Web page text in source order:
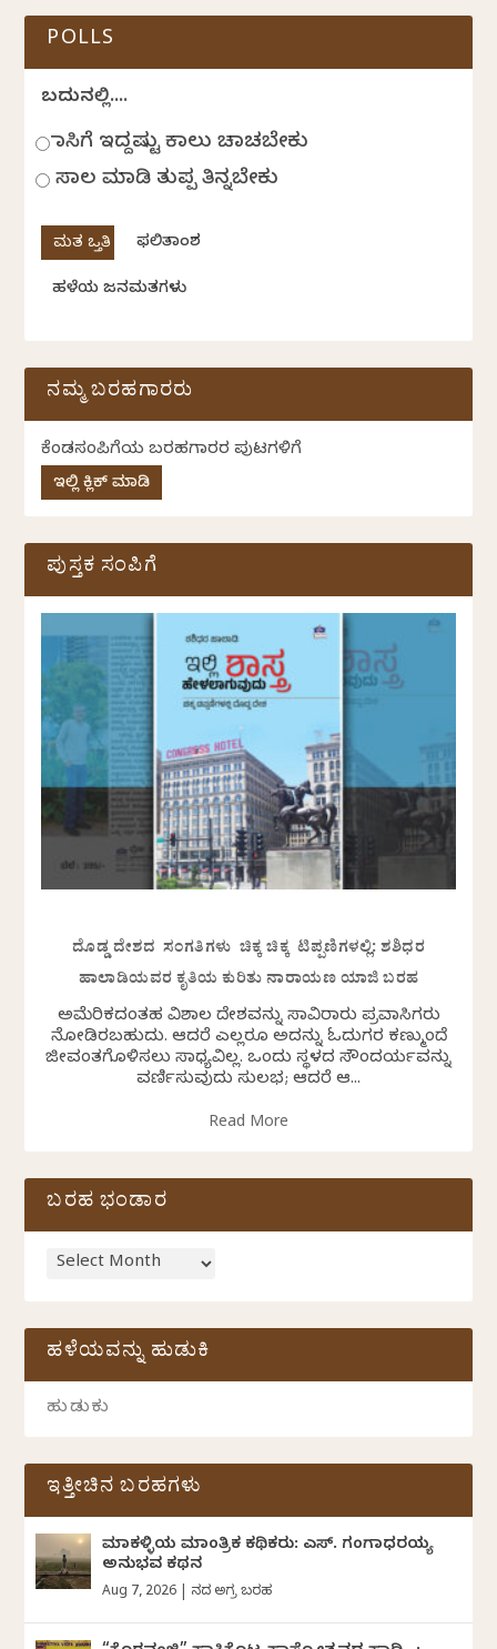
POLLS
ಬದುಕಿನಲ್ಲಿ....
ಹಾಸಿಗೆ ಇದ್ದಷ್ಟು ಕಾಲು ಚಾಚಬೇಕು
ಸಾಲ ಮಾಡಿ ತುಪ್ಪ ತಿನ್ನಬೇಕು
ಫಲಿತಾಂಶ
ಹಳೆಯ ಜನಮತಗಳು
ನಮ್ಮ ಬರಹಗಾರರು
ಕೆಂಡಸಂಪಿಗೆಯ ಬರಹಗಾರರ ಪುಟಗಳಿಗೆ
ಇಲ್ಲಿ ಕ್ಲಿಕ್ ಮಾಡಿ
ಪುಸ್ತಕ ಸಂಪಿಗೆ
ದೊಡ್ಡ ದೇಶದ ಸಂಗತಿಗಳು ಚಿಕ್ಕ ಚಿಕ್ಕ ಟಿಪ್ಪಣಿಗಳಲ್ಲಿ: ಶಶಿಧರ
ಹಾಲಾಡಿಯವರ ಕೃತಿಯ ಕುರಿತು ನಾರಾಯಣ ಯಾಜಿ ಬರಹ
ಅಮೆರಿಕದಂತಹ ವಿಶಾಲ ದೇಶವನ್ನು ಸಾವಿರಾರು ಪ್ರವಾಸಿಗರು
ನೋಡಿರಬಹುದು. ಆದರೆ ಎಲ್ಲರೂ ಅದನ್ನು ಓದುಗರ ಕಣ್ಮುಂದೆ
ಜೀವಂತಗೊಳಿಸಲು ಸಾಧ್ಯವಿಲ್ಲ. ಒಂದು ಸ್ಥಳದ ಸೌಂದರ್ಯವನ್ನು
ವರ್ಣಿಸುವುದು ಸುಲಭ; ಆದರೆ ಆ...
Read More
ಬರಹ ಭಂಡಾರ
ಹಳೆಯವನ್ನು ಹುಡುಕಿ
ಇತ್ತೀಚಿನ ಬರಹಗಳು
ಮಾಕಳ್ಳಿಯ ಮಾಂತ್ರಿಕ ಕಥಿಕರು: ಎಸ್. ಗಂಗಾಧರಯ್ಯ
ಅನುಭವ ಕಥನ
Aug 7, 2026 ದಿನದ ಅಗ್ರ ಬರಹ